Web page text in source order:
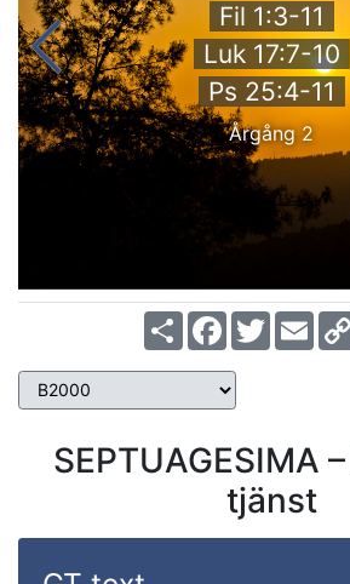
Fil 1:3-11
Luk 17:7-10
Ps 25:4-11
Årgång 2
ShareFacebook
Twitter
SEPTUAGESIMA
tjänst